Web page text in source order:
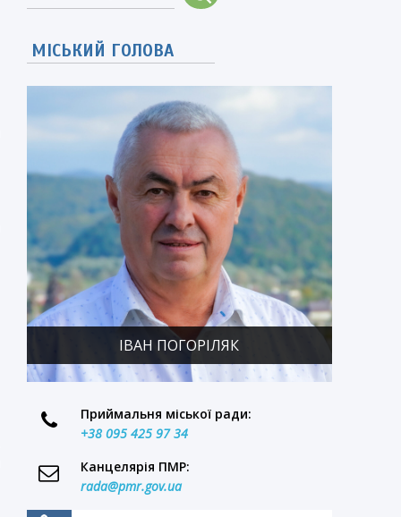
МІСЬКИЙ ГОЛОВА
ІВАН ПОГОРІЛЯК
Приймальня міської ради:
+38 095 425 97 34
Канцелярія ПМР:
rada@pmr.gov.ua